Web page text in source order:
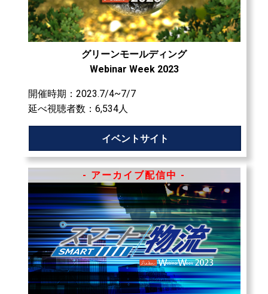
グリーンモールディング
Webinar Week 2023
開催時期：2023.7/4~7/7
延べ視聴者数：6,534⼈
イベントサイト
- アーカイブ配信中 -